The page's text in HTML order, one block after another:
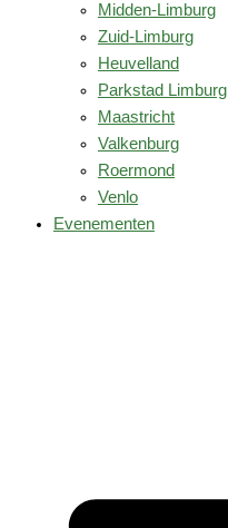
Midden-Limburg
Zuid-Limburg
Heuvelland
Parkstad Limburg
Maastricht
Valkenburg
Roermond
Venlo
Evenementen